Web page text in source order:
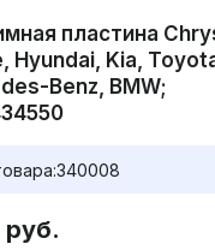
пластина
Hyundai, Kia,
Benz, BMW;
340008
руб.